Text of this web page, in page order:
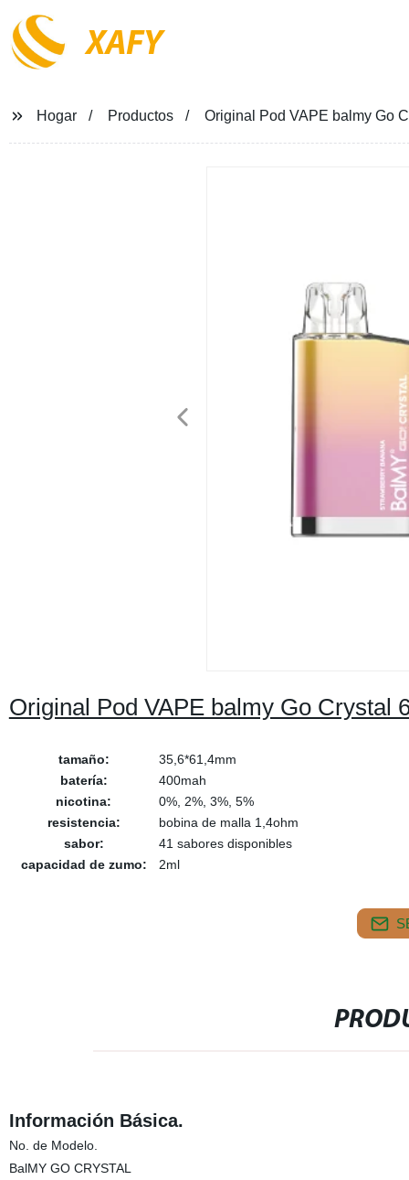
XAFY
Hogar Productos Original Pod VAPE balmy Go
Original Pod VAPE balmy Go Crystal
tamaño:
35,6*61,4mm
batería:
400mah
nicotina:
0%, 2%, 3%, 5%
resistencia:
bobina de malla 1,4ohm
sabor:
41 sabores disponibles
capacidad de zumo:
2ml
Información Básica.
No. de Modelo.
BalMY GO CRYSTAL